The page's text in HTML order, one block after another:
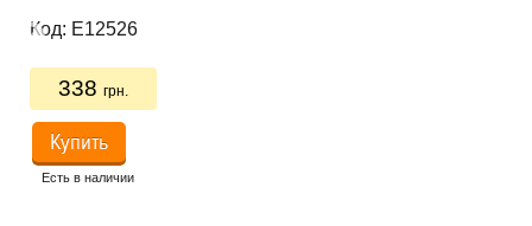
Код: E12526
338 грн.
Купить
Есть в наличии